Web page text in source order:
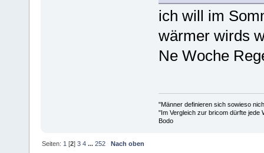
ich will im
wärmer wirds
Ne Woche
"Männer definieren sich sowieso
"Im Vergleich zur bricom dürfte jede
Bodo
Seiten: 1 [2]3 4 ...252 Nach oben